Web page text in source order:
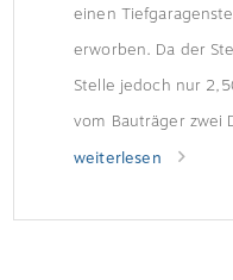
einen
erworben. Da der
Stelle jedoch nur
vom Bauträger zwei
Zu Recht, entschied
fehlt.Das OLG
weiterlesen